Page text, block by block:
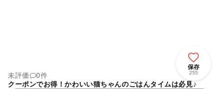
保存
255
未評価
0件
クーポンでお得！かわいい猫ちゃんのごはんタイムは必見♪